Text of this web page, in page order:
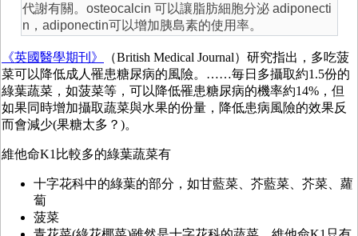
代謝有關。osteocalcin 可以讓脂肪細胞分泌 adiponecti
n，adiponectin可以增加胰島素的使用率。
《英國醫學期刊》
（British Medical Journal）研究指出，多吃菠
菜可以降低成人罹患糖尿病的風險。……毎日多攝取約1.5份的
綠葉蔬菜，如菠菜等，可以降低罹患糖尿病的機率約14%，但
如果同時增加攝取蔬菜與水果的份量，降低患病風險的效果反
而會減少(果糖太多？)。
維他命K1比較多的綠葉蔬菜有
十字花科中的綠葉的部分，如甘藍菜、芥藍菜、芥菜、蘿
蔔
菠菜